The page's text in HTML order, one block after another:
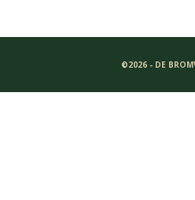
©2026 - DE